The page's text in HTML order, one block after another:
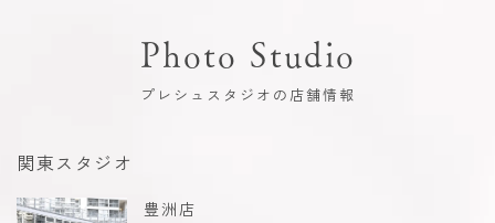
Photo Studio
プレシュスタジオの店舗情報
関東スタジオ
豊洲店